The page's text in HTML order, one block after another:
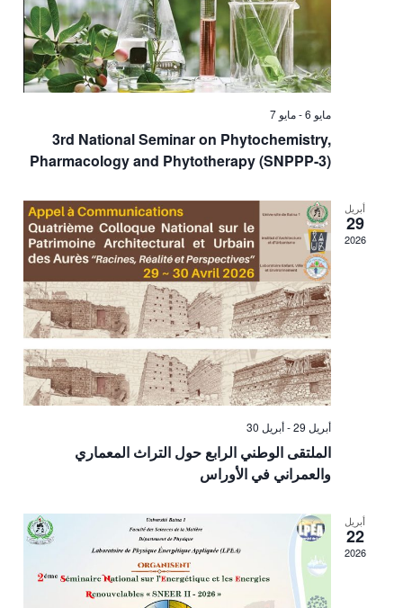
مايو 6 -مايو 7
3rd National Seminar on Phytochemistry,
Pharmacology and Phytotherapy (SNPPP-3)
أبريل
29
2026
أبريل 29 -أبريل 30
الملتقى الوطني الرابع حول التراث المعماري
والعمراني في الأوراس
أبريل
22
2026